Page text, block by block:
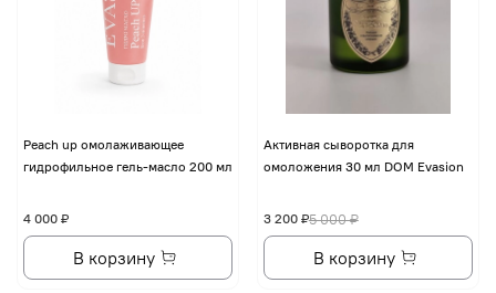
Peach up омолаживающее
гидрофильное гель-масло 200 мл
4 000 ₽
В корзину
Активная сыворотка для
омоложения 30 мл DOM Evasion
5 000 ₽
3 200 ₽
В корзину